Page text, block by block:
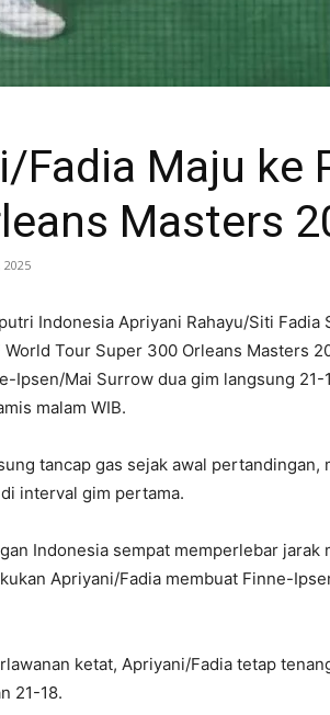
Fadia Maju ke
Masters
2025
Indonesia Apriyani Rahayu/Siti Fadia
Tour Super 300 Orleans Masters
Ipsen/Mai Surrow dua gim langsung 21-
malam WIB.
tancap gas sejak awal
interval gim pertama.
Indonesia sempat memperlebar jarak
Apriyani/Fadia membuat Finne-
ketat, Apriyani/Fadia tetap
21-18.